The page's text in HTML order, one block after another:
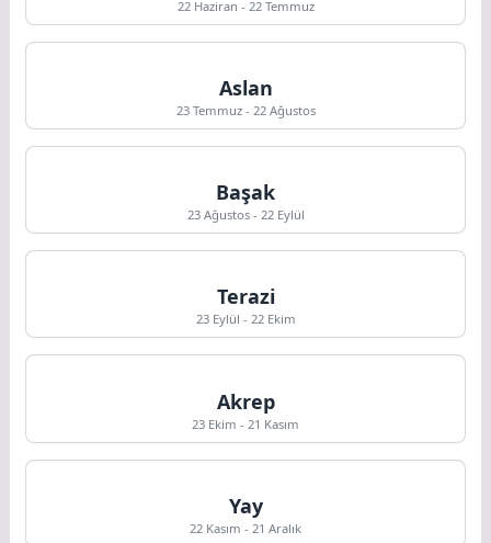
22 Haziran - 22 Temmuz
Aslan
23 Temmuz - 22 Ağustos
Başak
23 Ağustos - 22 Eylül
Terazi
23 Eylül - 22 Ekim
Akrep
23 Ekim - 21 Kasım
Yay
22 Kasım - 21 Aralık